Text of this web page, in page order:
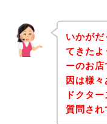
いかが
てきたよ
ーのお
因は様
ドクタ
質問され